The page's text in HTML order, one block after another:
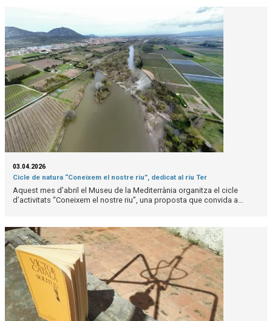
03.04.2026
Cicle de natura “Coneixem el nostre riu”, dedicat al riu Ter
Aquest mes d’abril el Museu de la Mediterrània organitza el cicle
d’activitats “Coneixem el nostre riu”, una proposta que convida a...